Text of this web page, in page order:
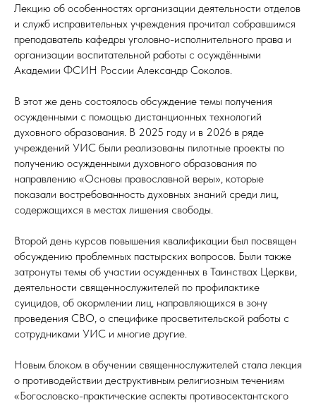
Лекцию об особенностях организации деятельности отделов
и служб исправительных учреждения прочитал собравшимся
преподаватель кафедры уголовно-исполнительного права и
организации воспитательной работы с осуждёнными
Академии ФСИН России Александр Соколов.
В этот же день состоялось обсуждение темы получения
осужденными с помощью дистанционных технологий
духовного образования. В 2025 году и в 2026 в ряде
учреждений УИС были реализованы пилотные проекты по
получению осужденными духовного образования по
направлению «Основы православной веры», которые
показали востребованность духовных знаний среди лиц,
содержащихся в местах лишения свободы.
Второй день курсов повышения квалификации был посвящен
обсуждению проблемных пастырских вопросов. Были также
затронуты темы об участии осужденных в Таинствах Церкви,
деятельности священнослужителей по профилактике
суицидов, об окормлении лиц, направляющихся в зону
проведения СВО, о специфике просветительской работы с
сотрудниками УИС и многие другие.
Новым блоком в обучении священнослужителей стала лекция
о противодействии деструктивным религиозным течениям
«Богословско-практические аспекты противосектантского